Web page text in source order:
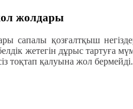
жолдары
қозғалтқыш
жетегін дұрыс тартуға
тоқтап қалуына жол бермейді.